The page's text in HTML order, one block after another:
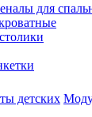
для
детских